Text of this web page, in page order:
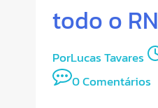
todo o RN
PorLucas Tavares
0 Comentários